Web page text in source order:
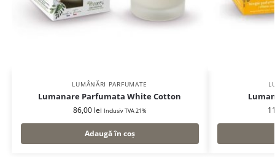
LUMÂNĂRI PARFUMATE
Lumanare Parfumata White Cotton
86,00 lei Inclusiv TVA 21%
Adaugă în coș